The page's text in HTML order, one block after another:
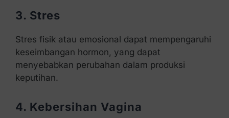
3. Stres
Stres fisik atau emosional dapat mempengaruhi
keseimbangan hormon, yang dapat
menyebabkan perubahan dalam produksi
keputihan.
4. Kebersihan Vagina